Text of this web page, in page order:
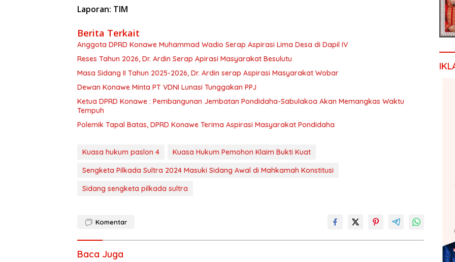
Laporan: TIM
Berita Terkait
Anggota DPRD Konawe Muhammad Wadio Serap Aspirasi Lima Desa di Dapil IV
Reses Tahun 2026, Dr. Ardin Serap Apirasi Masyarakat Besulutu
Masa Sidang II Tahun 2025-2026, Dr. Ardin serap Aspirasi Masyarakat Wobar
Dewan Konawe Minta PT VDNI Lunasi Tunggakan PPJ
Ketua DPRD Konawe : Pembangunan Jembatan Pondidaha-Sabulakoa Akan Memangkas Waktu
Tempuh
Polemik Tapal Batas, DPRD Konawe Terima Aspirasi Masyarakat Pondidaha
Kuasa hukum paslon 4
Kuasa Hukum Pemohon Klaim Bukti Kuat
Sengketa Pilkada Sultra 2024 Masuki Sidang Awal di Mahkamah Konstitusi
Sidang sengketa pilkada sultra
Komentar
Baca Juga